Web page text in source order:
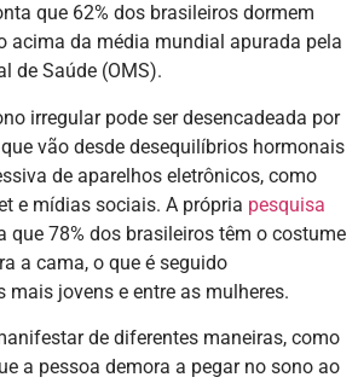
que 62% dos brasileiros dormem
acima da média mundial apurada pela
de Saúde (OMS).
irregular pode ser desencadeada por
vão desde desequilíbrios hormonais
de aparelhos eletrônicos, como
e mídias sociais. A própria pesquisa
que 78% dos brasileiros têm o costume
a cama, o que é seguido
mais jovens e entre as mulheres.
de diferentes maneiras, como
a pessoa demora a pegar no sono ao